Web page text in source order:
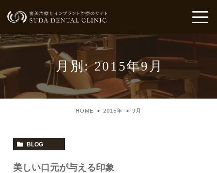
月別: 2015年9月
HOME 2015年 9 月
BLOG
美しい口元が与える印象